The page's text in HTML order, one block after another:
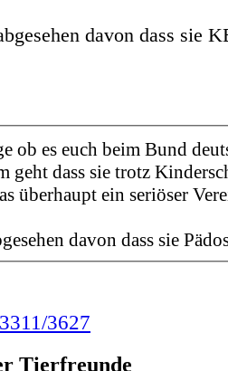
davon dass sie
ob es euch beim Bund
geht dass sie trotz
überhaupt ein seriöser
davon dass sie
3627
Tierfreunde